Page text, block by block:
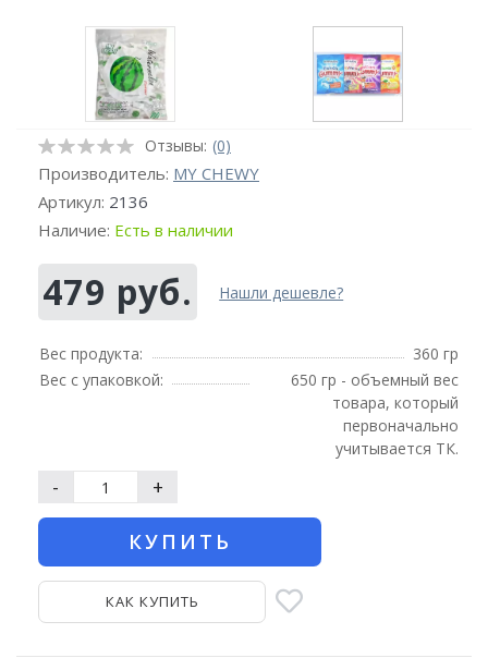
Отзывы: (0)
Производитель: MY CHEWY
Артикул: 2136
Наличие: Есть в наличии
479 руб. Нашли дешевле?
Вес продукта:
360 гр
Вес с упаковкой:
650 гр - объемный вес
товара, который
первоначально
учитывается ТК.
- +
КУПИТЬ
КАК КУПИТЬ